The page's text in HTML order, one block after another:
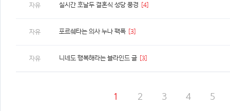
자유 실시간 호날두 결혼식 성당 풍경 [4]
자유 포르쉐타는 의사 누나 팩폭 [3]
자유 니네도 행복해라는 블라인드 글 [3]
1 2 3 4 5